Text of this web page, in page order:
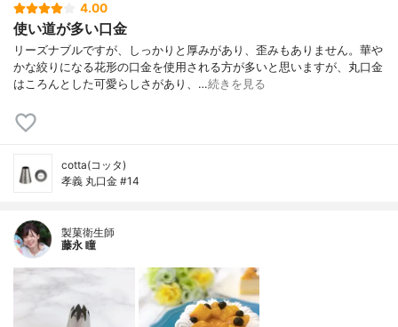
4.00
使い道が多い口金
リーズナブルですが、しっかりと厚みがあり、歪みもありません。華や
かな絞りになる花形の口金を使用される方が多いと思いますが、丸口金
はころんとした可愛らしさがあり、…続きを見る
cotta(コッタ)
孝義 丸口金 #14
製菓衛生師
藤永 瞳